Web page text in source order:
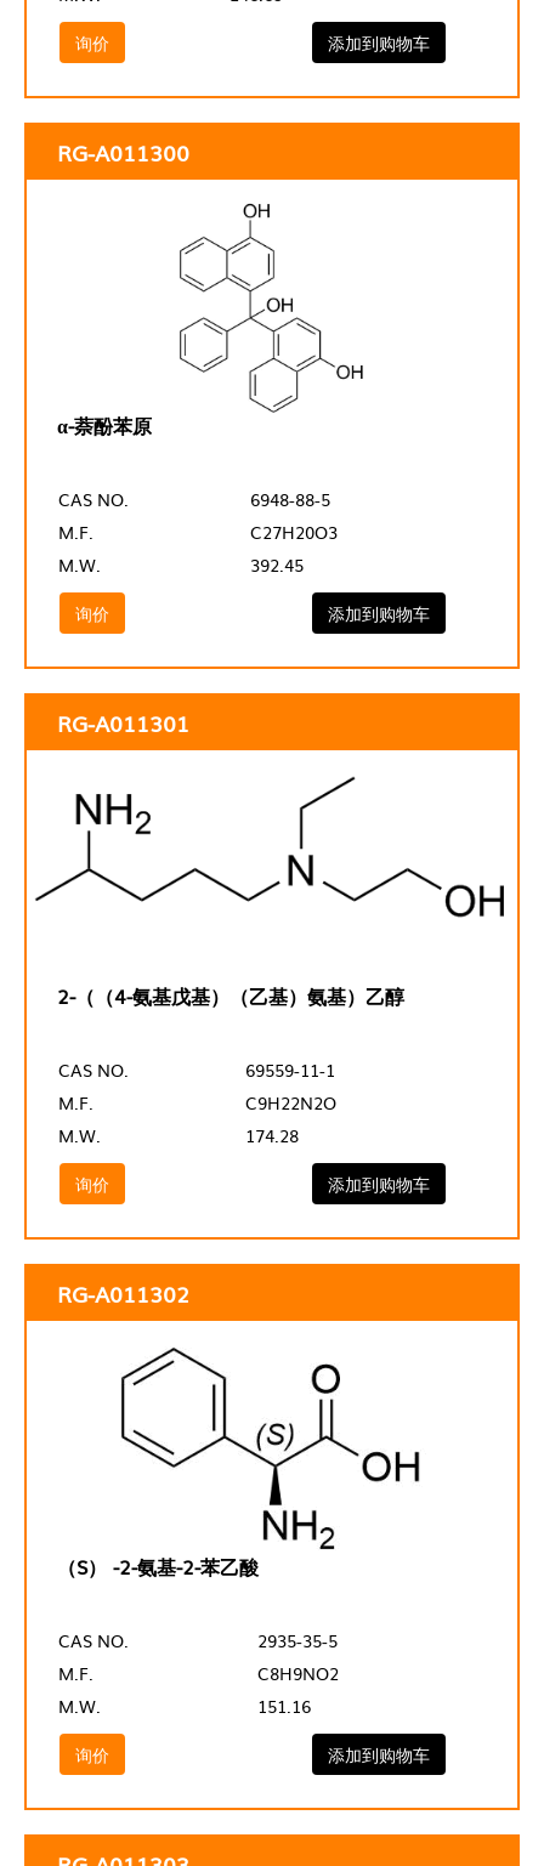
询价
添加到购物车
RG-A011300
α-萘酚苯原
CAS NO.
6948-88-5
M.F.
C27H20O3
M.W.
392.45
询价
添加到购物车
RG-A011301
2-（（4-氨基戊基）（乙基）氨基）乙醇
CAS NO.
69559-11-1
M.F.
C9H22N2O
M.W.
174.28
询价
添加到购物车
RG-A011302
（S） -2-氨基-2-苯乙酸
CAS NO.
2935-35-5
M.F.
C8H9NO2
M.W.
151.16
询价
添加到购物车